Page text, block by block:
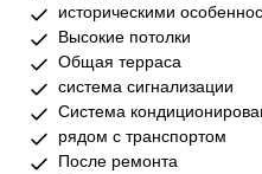
историческими
Высокие потолки
Общая терраса
система сигнализации
Система
рядом с транспортом
После ремонта